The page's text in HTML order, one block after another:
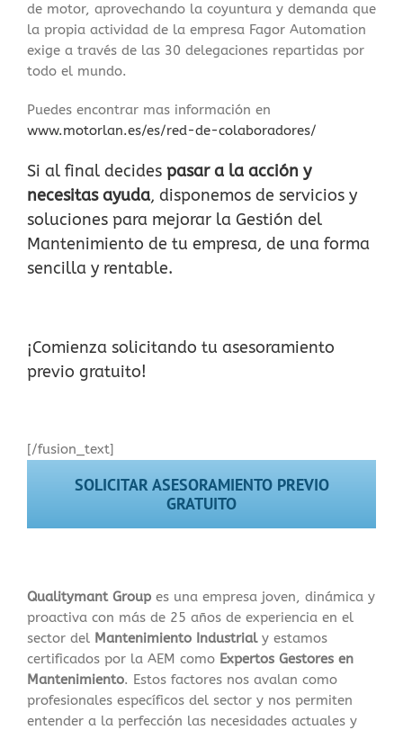
de motor, aprovechando la coyuntura y demanda que
la propia actividad de la empresa Fagor Automation
exige a través de las 30 delegaciones repartidas por
todo el mundo.
Puedes encontrar mas información en
www.motorlan.es/es/red-de-colaboradores/
Si al final decides pasar a la acción y
necesitas ayuda, disponemos de servicios y
soluciones para mejorar la Gestión del
Mantenimiento de tu empresa, de una forma
sencilla y rentable.
¡Comienza solicitando tu asesoramiento
previo gratuito!
[/fusion_text]
SOLICITAR ASESORAMIENTO PREVIO
GRATUITO
Qualitymant Group es una empresa joven, dinámica y
proactiva con más de 25 años de experiencia en el
sector del Mantenimiento Industrialy estamos
certificados por la AEM como Expertos Gestores en
Mantenimiento. Estos factores nos avalan como
profesionales específicos del sector y nos permiten
entender a la perfección las necesidades actuales y